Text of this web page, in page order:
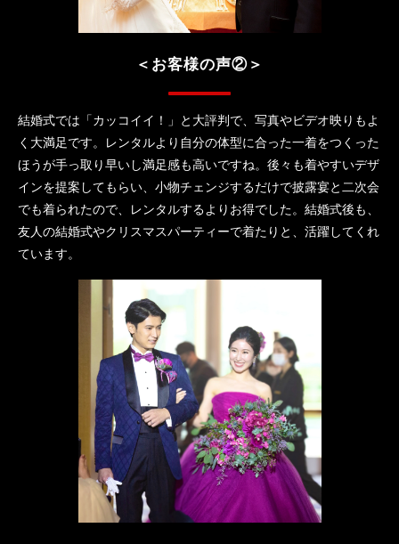
＜お客様の声②＞
結婚式では「カッコイイ！」と大評判で、写真やビデオ映りもよ
く大満足です。レンタルより自分の体型に合った一着をつくった
ほうが手っ取り早いし満足感も高いですね。後々も着やすいデザ
インを提案してもらい、小物チェンジするだけで披露宴と二次会
でも着られたので、レンタルするよりお得でした。結婚式後も、
友人の結婚式やクリスマスパーティーで着たりと、活躍してくれ
ています。